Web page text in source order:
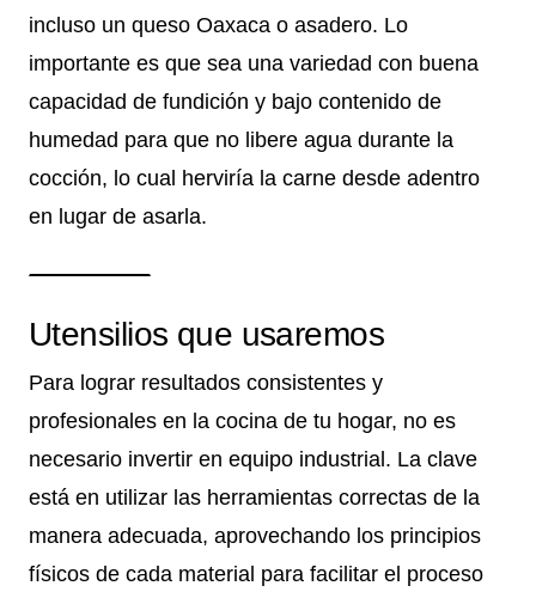
incluso un queso Oaxaca o asadero. Lo
importante es que sea una variedad con buena
capacidad de fundición y bajo contenido de
humedad para que no libere agua durante la
cocción, lo cual herviría la carne desde adentro
en lugar de asarla.
Utensilios que usaremos
Para lograr resultados consistentes y
profesionales en la cocina de tu hogar, no es
necesario invertir en equipo industrial. La clave
está en utilizar las herramientas correctas de la
manera adecuada, aprovechando los principios
físicos de cada material para facilitar el proceso